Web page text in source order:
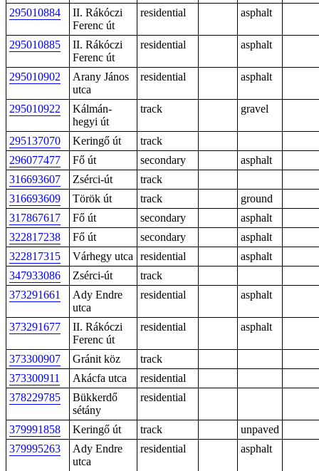
295010884
II. Rákóczi
Ferenc út
residential asphalt
295010885
II. Rákóczi
Ferenc út
residential asphalt
295010902
Arany János
utca
residential asphalt
295010922
Kálmán-
hegyi út
track gravel
295137070 Keringő út
track
296077477
Fő út secondary
asphalt
316693607
Zsérci-út
track
316693609
Török út track
ground
317867617
Fő út secondary
asphalt
322817238
Fő út secondary
asphalt
322817315
Várhegy utca residential
asphalt
347933086
Zsérci-út
track
373291661
Ady Endre
utca
residential asphalt
373291677
II. Rákóczi
Ferenc út
residential asphalt
373300907 Gránit köz
track
373300911
Akácfa utca
residential
378229785
Bükkerdő
sétány
residential
379991858 Keringő út track
unpaved
379995263
Ady Endre
utca
residential asphalt